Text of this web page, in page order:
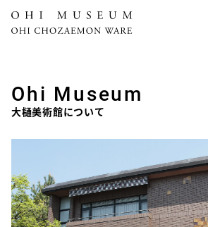
Ohi Museum
大樋美術館について